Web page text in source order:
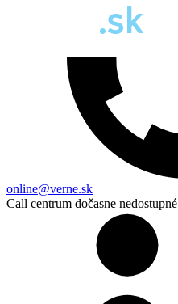
online@verne.sk
Call centrum dočasne nedostupné